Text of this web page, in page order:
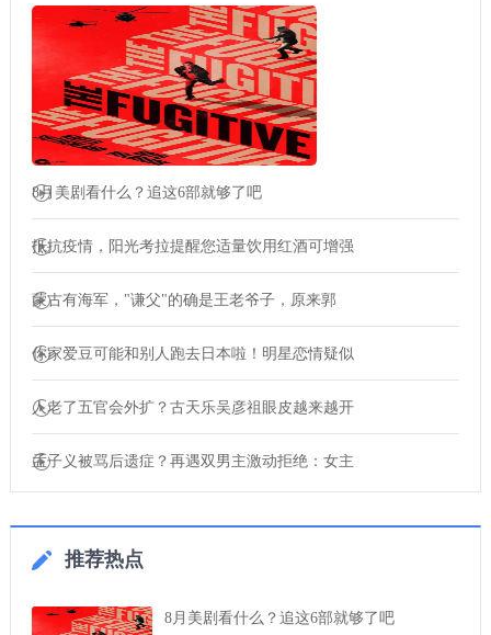
8月美剧看什么？追这6部就够了吧
抵抗疫情，阳光考拉提醒您适量饮用红酒可增强
蒙古有海军，"谦父"的确是王老爷子，原来郭
你家爱豆可能和别人跑去日本啦！明星恋情疑似
人老了五官会外扩？古天乐吴彦祖眼皮越来越开
孟子义被骂后遗症？再遇双男主激动拒绝：女主
推荐热点
8月美剧看什么？追这6部就够了吧